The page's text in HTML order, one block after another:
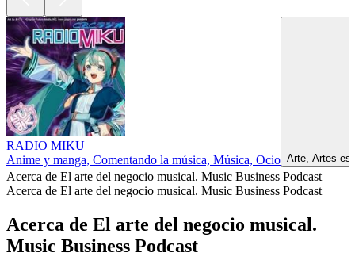
RADIO MIKU
Anime y manga, Comentando la música, Música, Ocio Arte, Artes
Acerca de El arte del negocio musical. Music Business Podcast
Acerca de El arte del negocio musical. Music Business Podcast
Acerca de El arte del negocio musical.
Music Business Podcast